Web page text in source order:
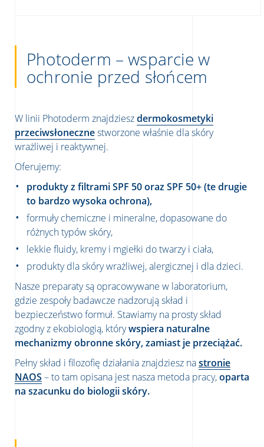
Photoderm – wsparcie w
ochronie przed słońcem
W linii Photoderm znajdzieszdermokosmetyki
przeciwsłonecznestworzone właśnie dla skóry
wrażliwej i reaktywnej.
Oferujemy:
produkty z filtrami SPF 50 oraz SPF 50+ (te drugie
to bardzo wysoka ochrona),
formuły chemiczne i mineralne, dopasowane do
różnych typów skóry,
lekkie fluidy, kremy i mgiełki do twarzy i ciała,
produkty dla skóry wrażliwej, alergicznej i dla dzieci.
Nasze preparaty są opracowywane w laboratorium,
gdzie zespoły badawcze nadzorują skład i
bezpieczeństwo formuł. Stawiamy na prosty skład
zgodny z ekobiologią, którywspiera naturalne
mechanizmy obronne skóry, zamiast je przeciążać.
Pełny skład i filozofię działania znajdziesz nastronie
NAOS – to tam opisana jest nasza metoda pracy,oparta
na szacunku do biologii skóry.